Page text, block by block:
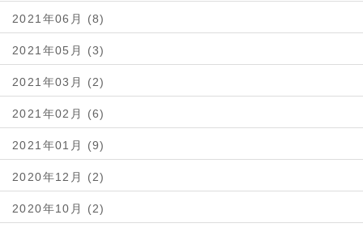
2021年06月 (8)
2021年05月 (3)
2021年03月 (2)
2021年02月 (6)
2021年01月 (9)
2020年12月 (2)
2020年10月 (2)